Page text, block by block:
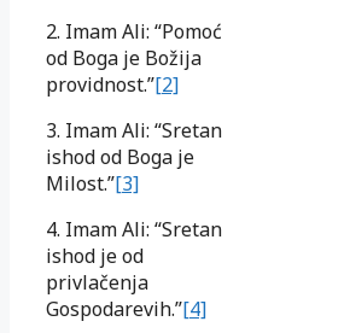
2. Imam Ali: “Pomoć
od Boga je Božija
providnost.”[2]
3. Imam Ali: “Sretan
ishod od Boga je
Milost.”[3]
4. Imam Ali: “Sretan
ishod je od
privlačenja
Gospodarevih.”[4]